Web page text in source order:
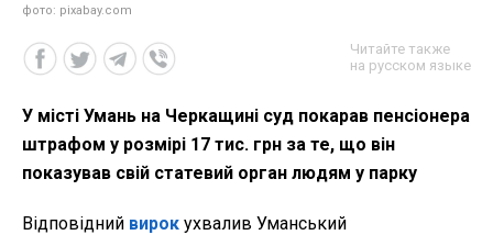
фото: pixabay.com
Читайте также
на русском языке
У місті Умань на Черкащині суд покарав пенсіонера
штрафом у розмірі 17 тис. грн за те, що він
показував свій статевий орган людям у парку
Відповідний вирок ухвалив Уманський